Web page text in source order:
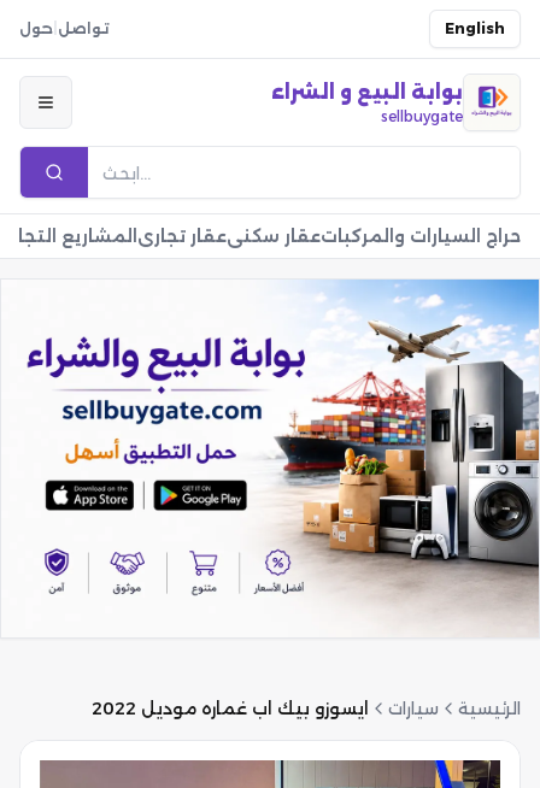
تواصل حول English
بوابة البيع و الشراء
sellbuygate
حراج السيارات والمركباتعقار سكنيعقار تجاري المشاريع
الرئيسية سيارات ايسوزو بيك اب غماره موديل 2022